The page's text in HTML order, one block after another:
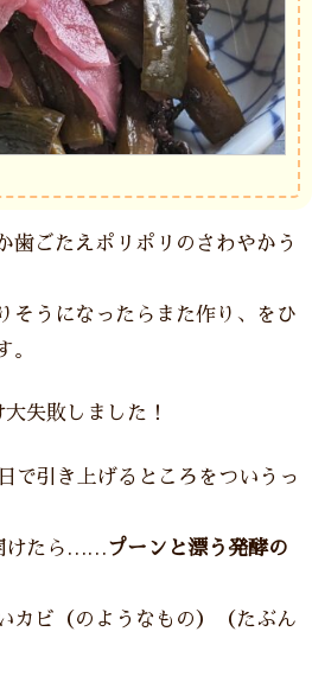
歯ごたえポリポリのさわやかう
そうになったらまた作り、をひ
。
失敗しました！
で引き上げるところをついうっ
けたら……プーンと漂う発酵の
カビ（のようなもの）（たぶん